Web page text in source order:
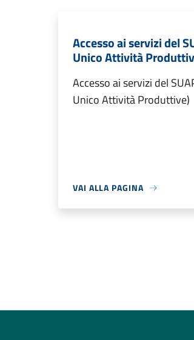
Accesso ai servizi del
Unico Attività
Accesso ai servizi del
Unico Attività Produttive)
VAI ALLA PAGINA